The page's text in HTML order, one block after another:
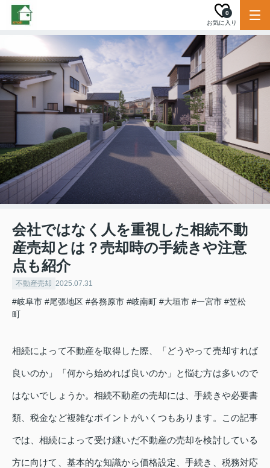
お気に入り
0
会社ではなく人を重視した相続不動
産売却とは？売却時の手続きや注意
点も紹介
不動産売却 2025.07.31
#岐阜市 #尾張地区 #各務原市 #岐南町 #大垣市 #一宮市 #笠松
町
相続によって不動産を取得した際、「どうやって売却すれば
良いのか」「何から始めれば良いのか」と悩む方は多いので
はないでしょうか。相続不動産の売却には、手続きや必要書
類、税金など複雑なポイントがいくつもあります。この記事
では、相続によって受け継いだ不動産の売却を検討している
方に向けて、基本的な知識から価格設定、手続き、税務対応